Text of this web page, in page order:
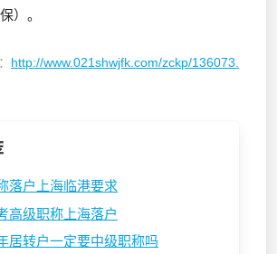
）。
http://www.021shwjfk.com/zckp/136073.
落户上海临港要求
高级职称上海落户
居转户一定要中级职称吗